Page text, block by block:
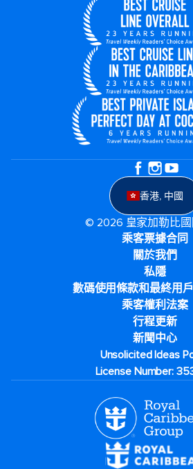
香港, 中國
© 2026 皇家加勒比
乘客票據合同
關於我們
私隱
數碼使用條款和最終用
乘客權利法案
行程更新
新聞中心
Unsolicited Ideas
License Number: